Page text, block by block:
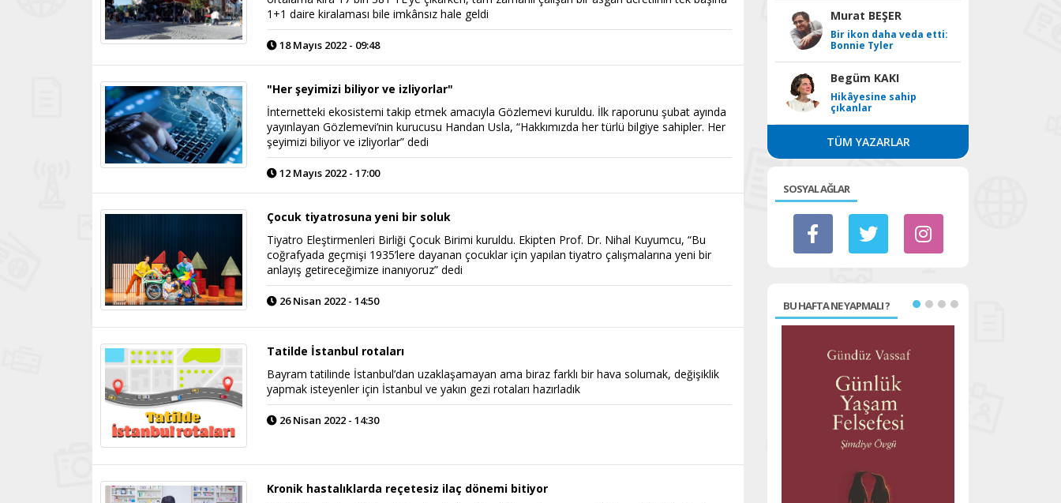
1+1 daire kiralaması bile imkânsız hale geldi
18 Mayıs 2022 - 09:48
"Her şeyimizi biliyor ve izliyorlar"
İnternetteki ekosistemi takip etmek amacıyla Gözlemevi kuruldu. İlk raporunu şubat ayında
yayınlayan Gözlemevi’nin kurucusu Handan Usla, “Hakkımızda her türlü bilgiye sahipler. Her
şeyimizi biliyor ve izliyorlar” dedi
12 Mayıs 2022 - 17:00
Çocuk tiyatrosuna yeni bir soluk
Tiyatro Eleştirmenleri Birliği Çocuk Birimi kuruldu. Ekipten Prof. Dr. Nihal Kuyumcu, “Bu
coğrafyada geçmişi 1935’lere dayanan çocuklar için yapılan tiyatro çalışmalarına yeni bir
anlayış getireceğimize inanıyoruz” dedi
26 Nisan 2022 - 14:50
Tatilde İstanbul rotaları
Bayram tatilinde İstanbul’dan uzaklaşamayan ama biraz farklı bir hava solumak, değişiklik
yapmak isteyenler için İstanbul ve yakın gezi rotaları hazırladık
26 Nisan 2022 - 14:30
Kronik hastalıklarda reçetesiz ilaç dönemi bitiyor
Murat BEŞER
Bir ikon daha veda etti:
Bonnie Tyler
Begüm KAKI
Hikâyesine sahip
çıkanlar
TÜM YAZARLAR
SOSYAL AĞLAR
BU HAFTA NE YAPMALI ?